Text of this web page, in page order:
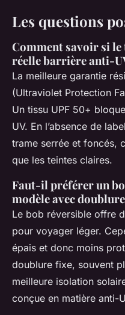
Les questions
Comment savoir si
réelle barrière anti-
La meilleure garantie
(Ultraviolet Protection
Un tissu UPF 50+
UV. En l’absence de
trame serrée et foncés,
que les teintes claires.
Faut-il préférer un
modèle avec
Le bob réversible offre
pour voyager léger.
épais et donc moins
doublure fixe, souvent
meilleure isolation
conçue en matière anti-